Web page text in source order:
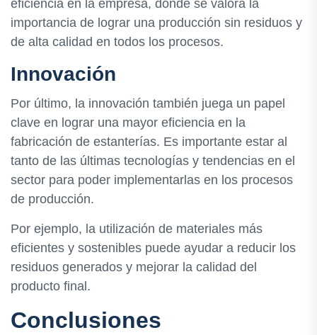
eficiencia en la empresa, donde se valora la
importancia de lograr una producción sin residuos y
de alta calidad en todos los procesos.
Innovación
Por último, la innovación también juega un papel
clave en lograr una mayor eficiencia en la
fabricación de estanterías. Es importante estar al
tanto de las últimas tecnologías y tendencias en el
sector para poder implementarlas en los procesos
de producción.
Por ejemplo, la utilización de materiales más
eficientes y sostenibles puede ayudar a reducir los
residuos generados y mejorar la calidad del
producto final.
Conclusiones